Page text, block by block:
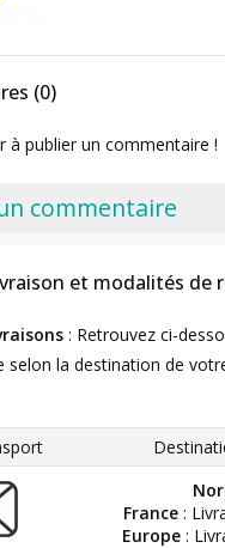
(0)
à publier un commentaire !
commentaire
et modalités de
: Retrouvez ci-
selon la destination de
France :
Europe: